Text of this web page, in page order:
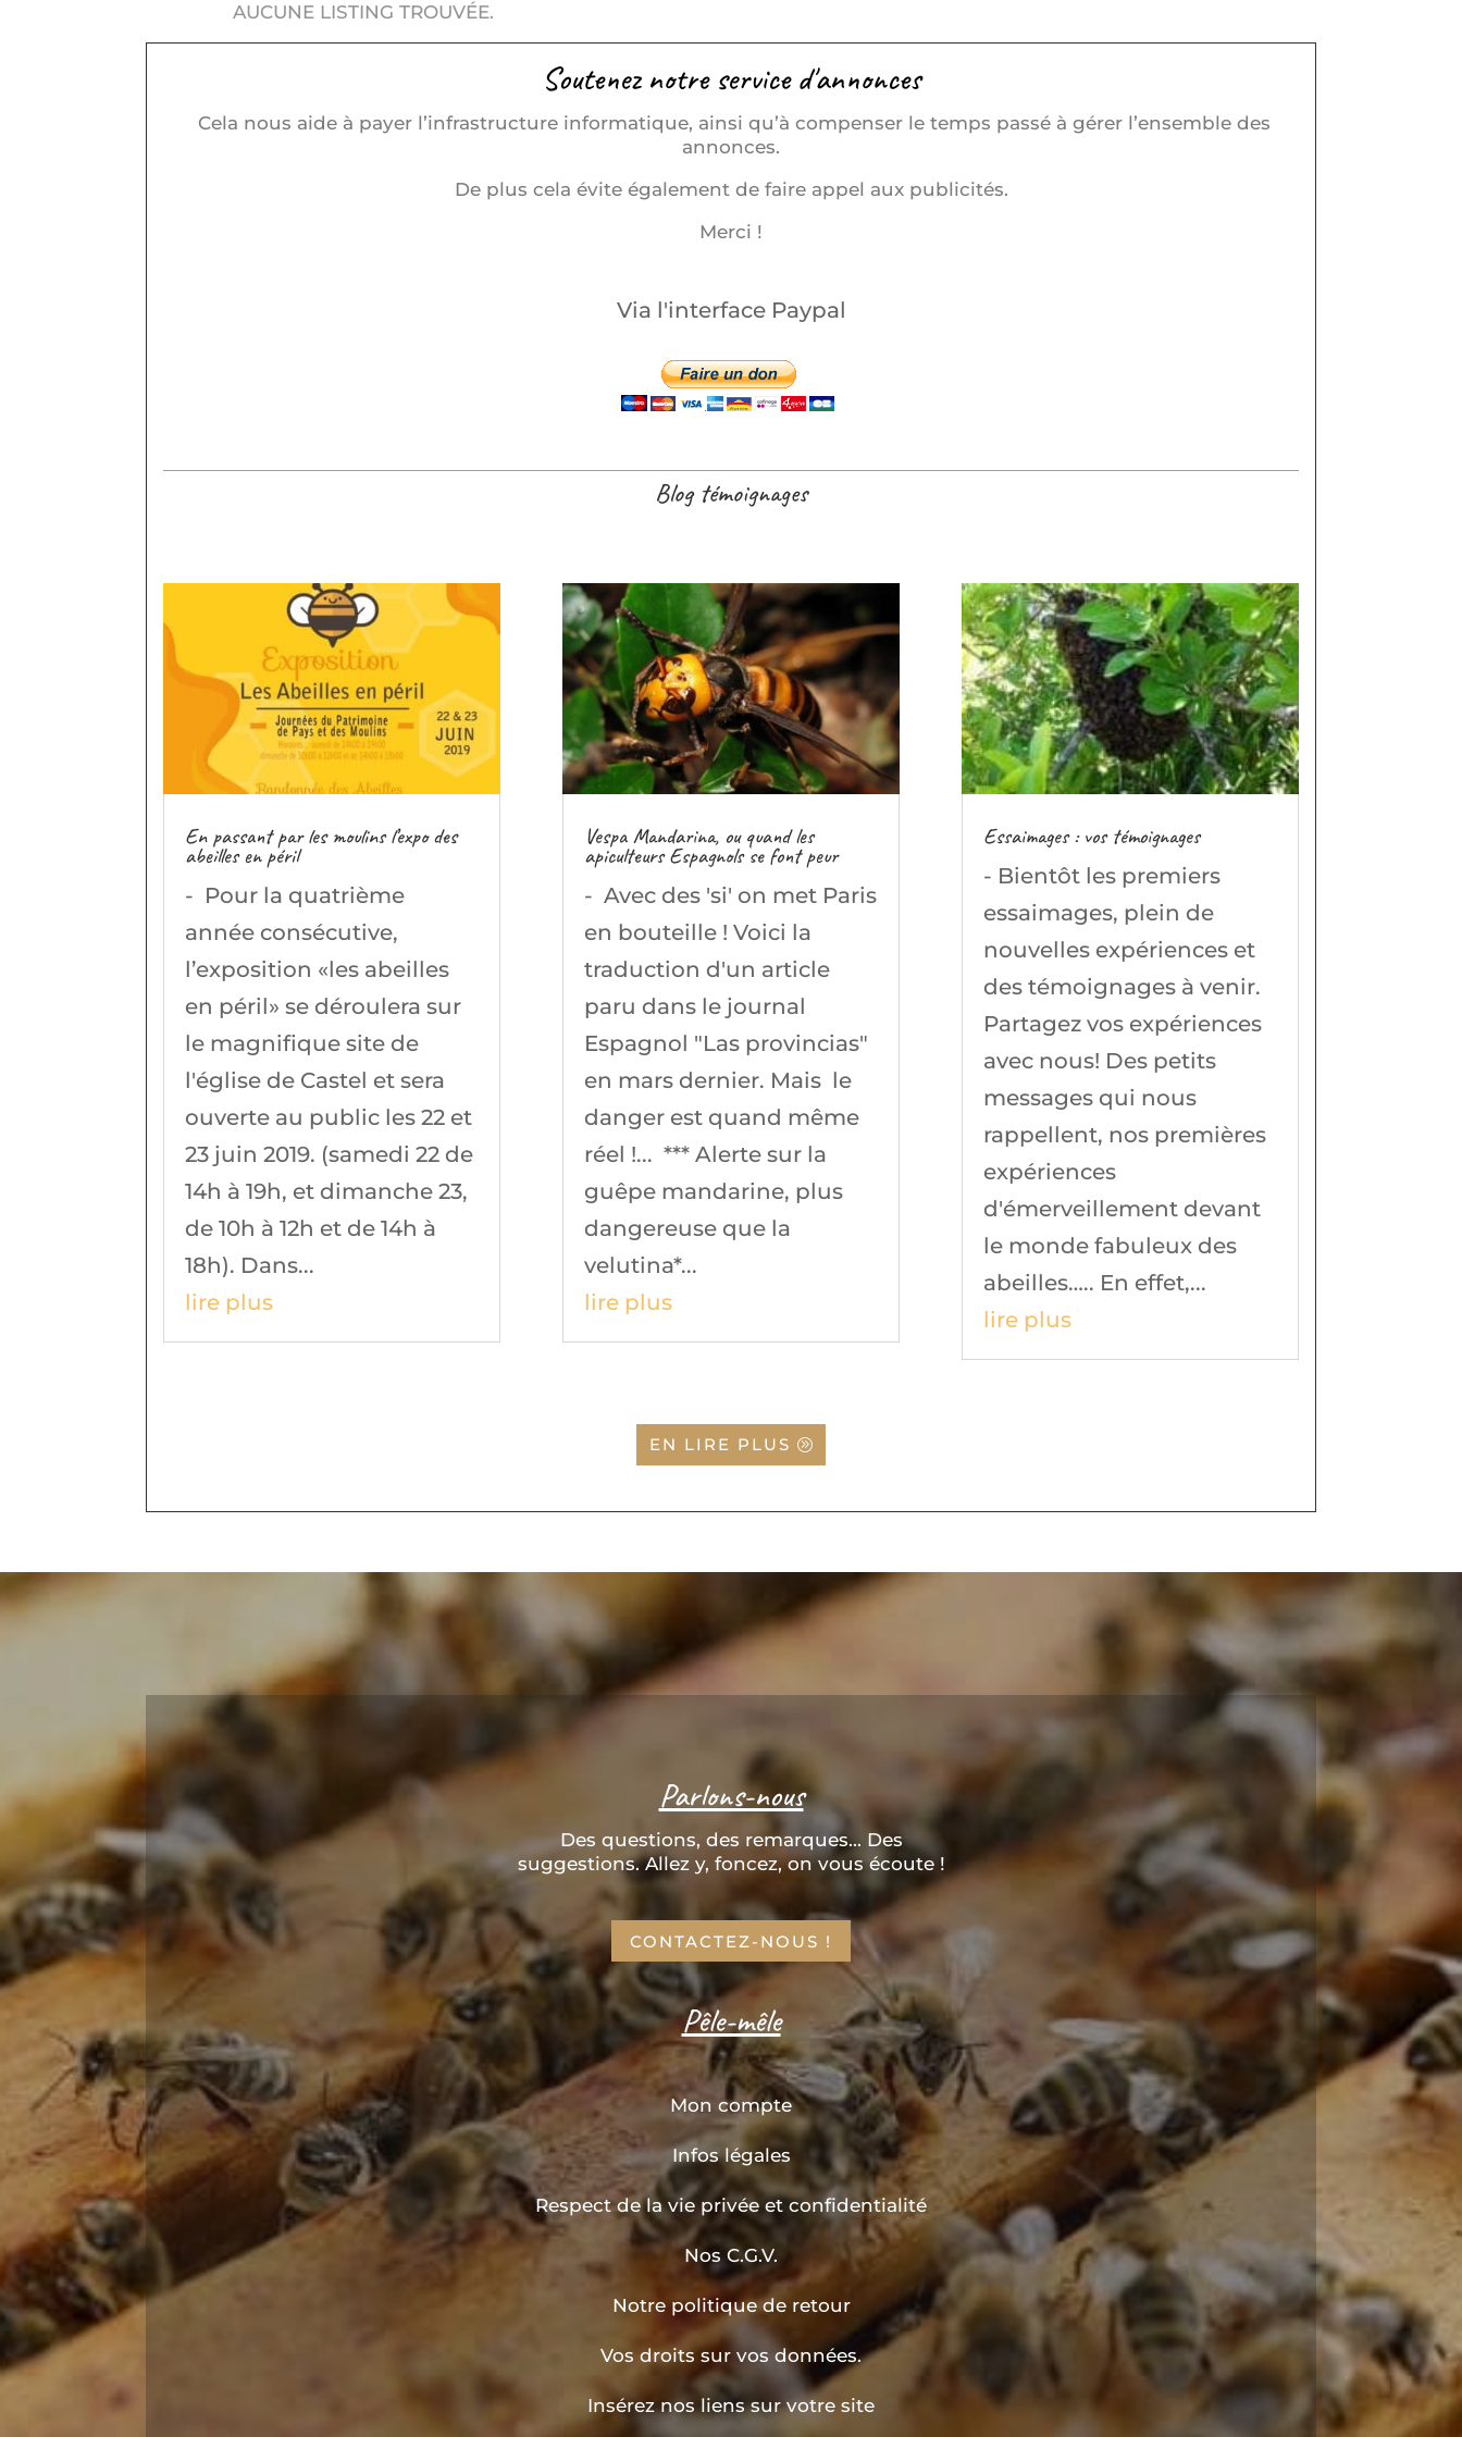
AUCUNE LISTING TROUVÉE.
Soutenez notre service d'annonces
Cela nous aide à payer l’infrastructure informatique, ainsi qu’à compenser le temps passé à gérer l’ensemble des
annonces.
De plus cela évite également de faire appel aux publicités.
Merci !
Via l'interface Paypal
Blog témoignages
En passant par les moulins l’expo des
abeilles en péril
- Pour la quatrième
année consécutive,
l’exposition «les abeilles
en péril» se déroulera sur
le magnifique site de
l'église de Castel et sera
ouverte au public les 22 et
23 juin 2019. (samedi 22 de
14h à 19h, et dimanche 23,
de 10h à 12h et de 14h à
18h). Dans...
lire plus
Vespa Mandarina, ou quand les
apiculteurs Espagnols se font peur
- Avec des 'si' on met Paris
en bouteille ! Voici la
traduction d'un article
paru dans le journal
Espagnol "Las provincias"
en mars dernier. Mais le
danger est quand même
réel !... *** Alerte sur la
guêpe mandarine, plus
dangereuse que la
velutina*...
lire plus
Essaimages : vos témoignages
- Bientôt les premiers
essaimages, plein de
nouvelles expériences et
des témoignages à venir.
Partagez vos expériences
avec nous! Des petits
messages qui nous
rappellent, nos premières
expériences
d'émerveillement devant
le monde fabuleux des
abeilles….. En effet,...
lire plus
EN LIRE PLUS
Parlons-nous
Des questions, des remarques... Des
suggestions. Allez y, foncez, on vous écoute !
CONTACTEZ-NOUS !
Pêle-mêle
Mon compte
Infos légales
Respect de la vie privée et confidentialité
Nos C.G.V.
Notre politique de retour
Vos droits sur vos données.
Insérez nos liens sur votre site